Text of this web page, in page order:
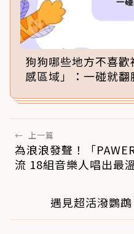
狗狗哪些地方不喜
感區域」：一碰就翻
← 上一篇
為浪浪發聲！「
流 18組音樂人唱出最
遇見超活潑鸚